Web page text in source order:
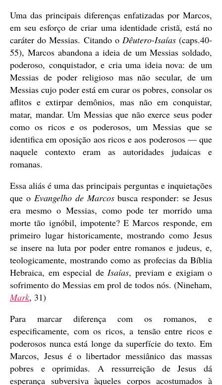
Uma das principais diferenças enfatizadas por Marcos,
em seu esforço de criar uma identidade cristã, está no
caráter do Messias. Citando o Dêutero-Isaías(caps.40-
55), Marcos abandona a ideia de um Messias soldado,
poderoso, conquistador, e cria uma ideia nova: de um
Messias de poder religioso mas não secular, de um
Messias cujo poder está em curar os pobres, consolar os
aflitos e extirpar demônios, mas não em conquistar,
matar, mandar. Um Messias que não exerce seus poder
como os ricos e os poderosos, um Messias que se
identifica em oposição aos ricos e aos poderosos — que
naquele contexto eram as autoridades judaicas e
romanas.
Essa aliás é uma das principais perguntas e inquietações
que o Evangelho de Marcosbusca responder: se Jesus
era mesmo o Messias, como pode ter morrido uma
morte tão ignóbil, impotente? E Marcos responde, em
primeiro lugar historicamente, mostrando como Jesus
se insere na luta por poder entre romanos e judeus, e,
teologicamente, mostrando como as profecias da Bíblia
Hebraica, em especial de Isaías, previam e exigiam o
sofrimento do Messias em prol de todos nós. (Nineham,
Mark, 31)
Para marcar diferença com os romanos, e
especificamente, com os ricos, a tensão entre ricos e
poderosos nunca está longe da superfície do texto. Em
Marcos, Jesus é o libertador messiânico das massas
pobres e oprimidas. A ressurreição de Jesus dá
esperança subversiva àqueles corpos acostumados à